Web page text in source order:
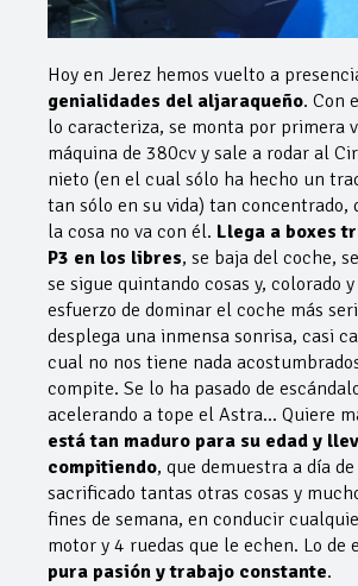
Hoy en Jerez hemos vuelto a
genialidades del aljaraqueño. Con
lo caracteriza, se monta por primera
máquina de 380cv y sale a rodar al
nieto (en el cual sólo ha hecho un
tan sólo en su vida) tan concentrado,
la cosa no va con él. Llega a boxes
P3 en los libres, se baja del coche,
se sigue quintando cosas y, colorado
esfuerzo de dominar el coche más
desplega una inmensa sonrisa, casi
cual no nos tiene nada
compite. Se lo ha pasado de
acelerando a tope el Astra… Quiere
está tan maduro para su edad y
compitiendo, que demuestra a día
sacrificado tantas otras cosas y
fines de semana, en conducir
motor y 4 ruedas que le echen. Lo de
pura pasión y trabajo constante.